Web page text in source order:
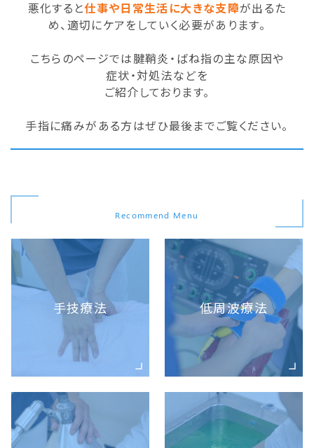
悪化すると仕事や日常生活に大きな支障が出るた
め、適切にケアをしていく必要があります。
こちらのページでは腱鞘炎・ばね指の主な原因や
症状・対処法などを
ご紹介しております。
手指に痛みがある方はぜひ最後までご覧ください。
Recommend Menu
手技療法 低周波療法